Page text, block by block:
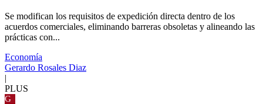
Se modifican los requisitos de expedición directa dentro de los
acuerdos comerciales, eliminando barreras obsoletas y alineando las
prácticas con...
Economía
Gerardo Rosales Diaz
|
PLUS
G